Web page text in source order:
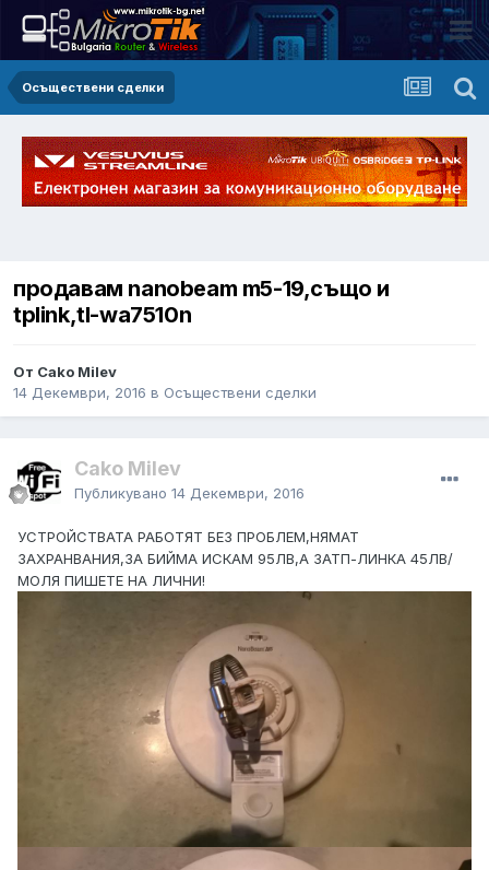
Осъществени сделки
продавам nanobeam m5-19,също и
tplink,tl-wa7510n
От Cako Milev
14 Декември, 2016 в Осъществени сделки
Cako Milev
Публикувано 14 Декември, 2016
УСТРОЙСТВАТА РАБОТЯТ БЕЗ ПРОБЛЕМ,НЯМАТ
ЗАХРАНВАНИЯ,ЗА БИЙМА ИСКАМ 95ЛВ,А ЗАТП-ЛИНКА 45ЛВ/
МОЛЯ ПИШЕТЕ НА ЛИЧНИ!